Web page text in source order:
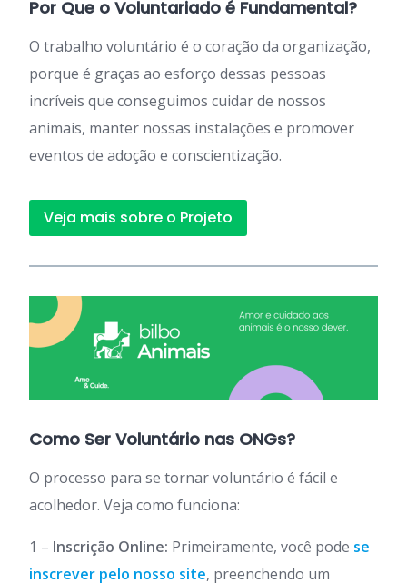
Por Que o Voluntariado é Fundamental?
O trabalho voluntário é o coração da organização,
porque é graças ao esforço dessas pessoas
incríveis que conseguimos cuidar de nossos
animais, manter nossas instalações e promover
eventos de adoção e conscientização.
Veja mais sobre o Projeto
Como Ser Voluntário nas ONGs?
O processo para se tornar voluntário é fácil e
acolhedor. Veja como funciona:
1 – Inscrição Online: Primeiramente, você pode se
inscrever pelo nosso site, preenchendo um